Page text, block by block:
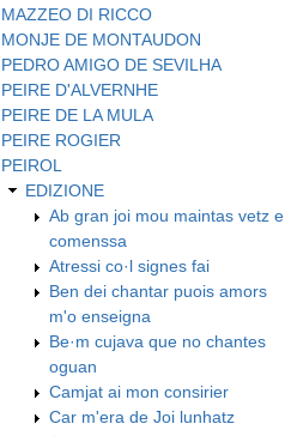
MAZZEO DI RICCO
MONJE DE MONTAUDON
PEDRO AMIGO DE SEVILHA
PEIRE D'ALVERNHE
PEIRE DE LA MULA
PEIRE ROGIER
PEIROL
EDIZIONE
Ab gran joi mou maintas vetz e
comenssa
Atressi co·l signes fai
Ben dei chantar puois amors
m'o enseigna
Be·m cujava que no chantes
oguan
Camjat ai mon consirier
Car m'era de Joi lunhatz